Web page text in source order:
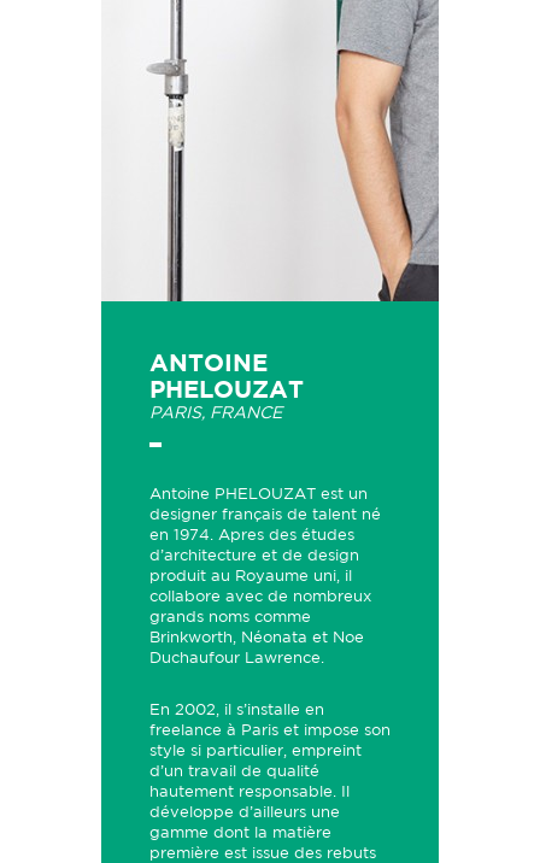
ANTOINE
PHELOUZAT
PARIS, FRANCE
Antoine PHELOUZAT est un
designer français de talent né
en 1974. Apres des études
d’architecture et de design
produit au Royaume uni, il
collabore avec de nombreux
grands noms comme
Brinkworth, Néonata et Noe
Duchaufour Lawrence.
En 2002, il s’installe en
freelance à Paris et impose son
style si particulier, empreint
d’un travail de qualité
hautement responsable. Il
développe d’ailleurs une
gamme dont la matière
première est issue des rebuts